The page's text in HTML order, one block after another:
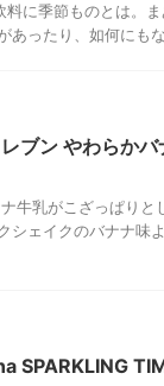
に季節ものとは。
あったり、如何にも
ブン やわらかバ
牛乳がこざっぱり
シェイクのバナナ味
SPARKLING